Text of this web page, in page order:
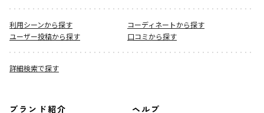
利用シーンから探す
コーディネートから探す
ユーザー投稿から探す
口コミから探す
詳細検索で探す
ブランド紹介 ヘルプ